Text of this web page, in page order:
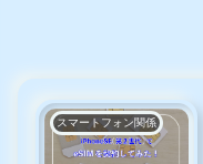
スマートフォン関係